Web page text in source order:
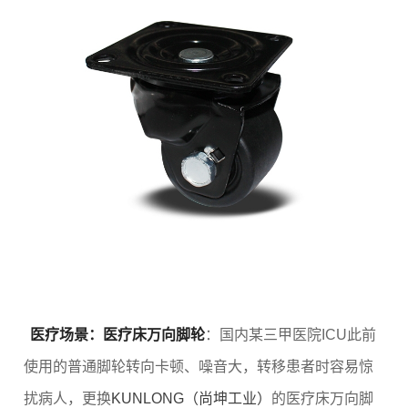
医疗场景：医疗床万向脚轮：国内某三甲医院ICU此前
使用的普通脚轮转向卡顿、噪音大，转移患者时容易惊
扰病人，更换KUNLONG（尚坤工业） 的医疗床万向脚